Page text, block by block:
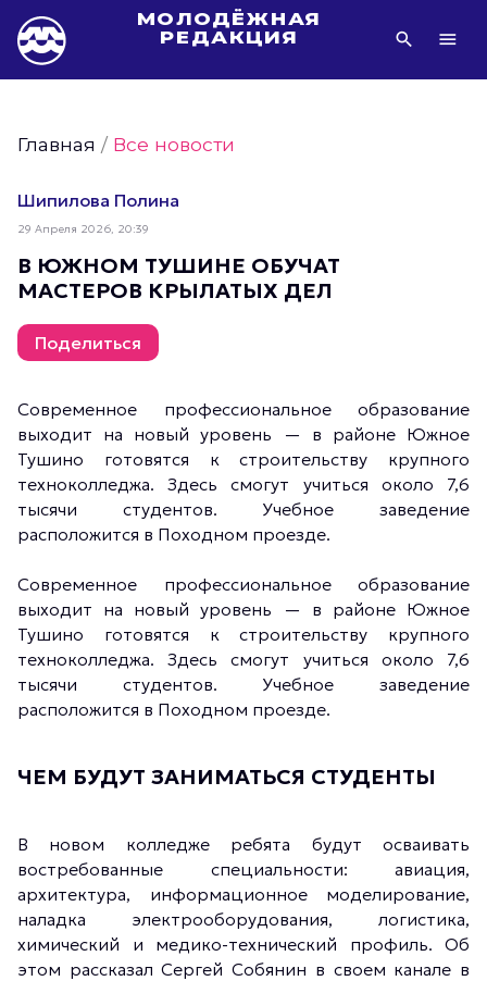
МОЛОДЁЖНАЯ
РЕДАКЦИЯ
Фото Молодёжи Москвы
Фотогалереи Молодёжи Москвы
Статьи Молодёжи Москвы
Молодёжь Москвы культурная
Молодёжь Москвы спортивная
Молодёжь Москвы в движении
Молодёжь Москвы профессиональная
Молодёжь Москвы туристическая
Все новости
Главная /Все новости
Шипилова Полина
29 Апреля 2026, 20:39
В ЮЖНОМ ТУШИНЕ ОБУЧАТ
МАСТЕРОВ КРЫЛАТЫХ ДЕЛ
Поделиться
Современное профессиональное образование
выходит на новый уровень — в районе Южное
Тушино готовятся к строительству крупного
техноколледжа. Здесь смогут учиться около 7,6
тысячи студентов. Учебное заведение
расположится в Походном проезде.
Современное профессиональное образование
выходит на новый уровень — в районе Южное
Тушино готовятся к строительству крупного
техноколледжа. Здесь смогут учиться около 7,6
тысячи студентов. Учебное заведение
расположится в Походном проезде.
ЧЕМ БУДУТ ЗАНИМАТЬСЯ СТУДЕНТЫ
В новом колледже ребята будут осваивать
востребованные специальности: авиация,
архитектура, информационное моделирование,
наладка электрооборудования, логистика,
химический и медико-технический профиль. Об
этом рассказал Сергей Собянин в своем канале в